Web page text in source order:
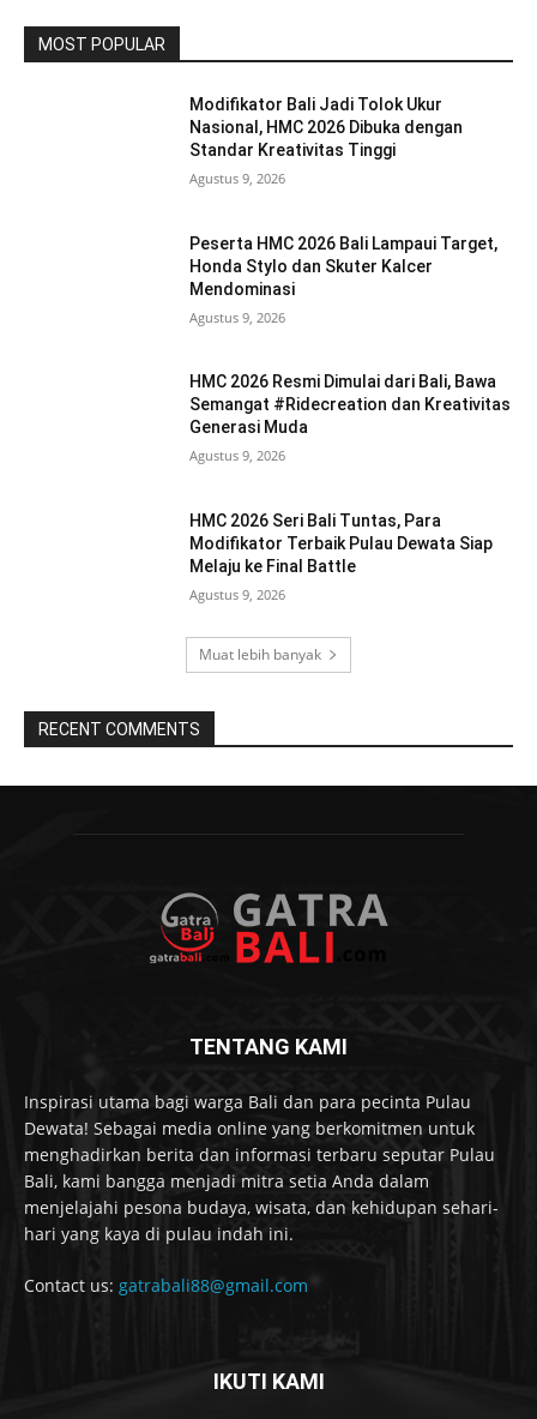
MOST POPULAR
Modifikator Bali Jadi Tolok Ukur
Nasional, HMC 2026 Dibuka dengan
Standar Kreativitas Tinggi
Agustus 9, 2026
Peserta HMC 2026 Bali Lampaui Target,
Honda Stylo dan Skuter Kalcer
Mendominasi
Agustus 9, 2026
HMC 2026 Resmi Dimulai dari Bali, Bawa
Semangat #Ridecreation dan Kreativitas
Generasi Muda
Agustus 9, 2026
HMC 2026 Seri Bali Tuntas, Para
Modifikator Terbaik Pulau Dewata Siap
Melaju ke Final Battle
Agustus 9, 2026
Muat lebih banyak
RECENT COMMENTS
TENTANG KAMI
Inspirasi utama bagi warga Bali dan para pecinta Pulau
Dewata! Sebagai media online yang berkomitmen untuk
menghadirkan berita dan informasi terbaru seputar Pulau
Bali, kami bangga menjadi mitra setia Anda dalam
menjelajahi pesona budaya, wisata, dan kehidupan sehari-
hari yang kaya di pulau indah ini.
Contact us: gatrabali88@gmail.com
IKUTI KAMI